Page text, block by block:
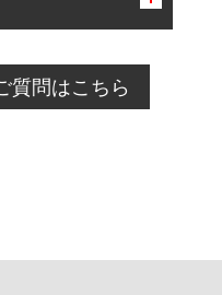
に限り、同時にご予約が
ぎている場合のご予約
接ご予約の店舗まで
質問はこちら